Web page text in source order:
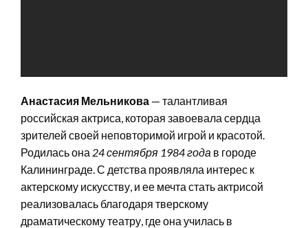
Анастасия Мельникова — талантливая
российская актриса, которая завоевала сердца
зрителей своей неповторимой игрой и красотой.
Родилась она 24 сентября 1984 года в городе
Калининграде. С детства проявляла интерес к
актерскому искусству, и ее мечта стать актрисой
реализовалась благодаря тверскому
драматическому театру, где она училась в